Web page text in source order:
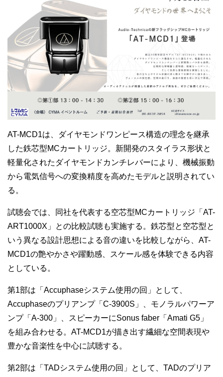
AT-MCD1は、ダイヤモンドワンピース構造の理念を継承
した鉄芯型MCカートリッジ。新開発のスタイラス形状と
軽量化されたダイヤモンドカンチレバーにより、機械振動
から電気信号への変換精度を高めたモデルと説明されてい
る。
試聴会では、同社を代表する空芯型MCカートリッジ「AT-
ART1000X」との比較試聴も実施する。鉄芯型と空芯型と
いう異なる設計思想による音の違いを比較しながら、AT-
MCD1の艶やかさや躍動感、スケール感を体験できる内容
としている。
第1部は「Accuphaseシステム使用の回」として、
Accuphaseのプリアンプ「C-3900S」、モノラルパワーア
ンプ「A-300」、スピーカーにSonus faber「Amati G5」
を組み合わせる。AT-MCD1が描き出す繊細な空間表現や
豊かな音楽性を中心に試聴する。
第2部は「TADシステム使用の回」として、TADのプリア